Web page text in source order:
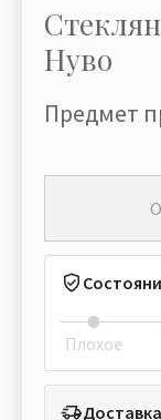
Нуво
Предмет
Плохое